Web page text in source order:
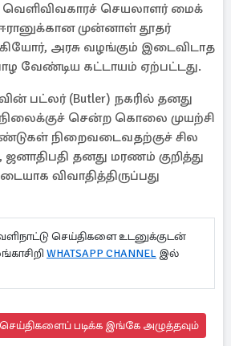
செயலாளர் மைக்
முன்னாள் தூதர்
அரசு வழங்கும் இடைவிடாத
வேண்டிய கட்டாயம் ஏற்பட்டது.
பட்லர் (Butler) நகரில் தனது
நிலைக்குச் சென்ற கொலை முயற்சி
நிறைவடைவதற்குச் சில
ஜனாதிபதி தனது மரணம் குறித்து
விவாதித்திருப்பது
செய்திகளை உடனுக்குடன்
WHATSAPP CHANNEL இல்
படிக்க இங்கே அழுத்தவும்